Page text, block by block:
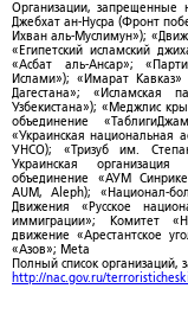
Организации, запрещенные
Джебхат ан-Нусра (Фронт
Ихван аль-Муслимун»);
«Египетский исламский
«Асбат аль-Ансар»;
Ислами»); «Имарат Кавказ»
Дагестана»; «Исламская
Узбекистана»); «Меджлис
объединение
«Украинская национальная
УНСО); «Тризуб им.
Украинская
объединение «АУМ
AUM, Aleph); «Национал-
Движения «Русское
иммиграции»; Комитет
движение «Арестантское
«Азов»; Meta
Полный список
http://nac.gov.ru/